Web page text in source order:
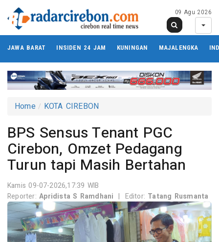
09 Agu 2026
JAWA BARAT INSIDEN 24 JAM KUNINGAN MAJALENGKA
Home KOTA CIREBON
BPS Sensus Tenant PGC
Cirebon, Omzet Pedagang
Turun tapi Masih Bertahan
Kamis 09-07-2026,17:39 WIB
Reporter:Apridista S Ramdhani | Editor: Tatang Rusmanta